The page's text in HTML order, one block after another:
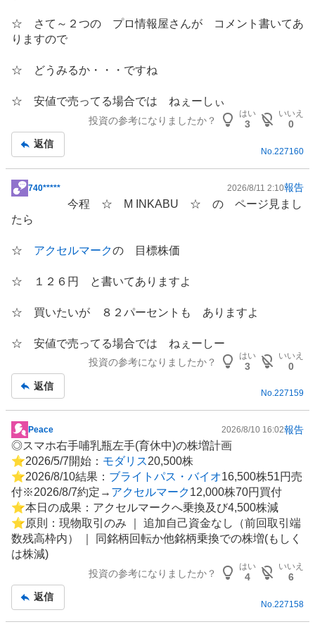
い
0
、
く
り
た
い
%
☆ さて～２つの プロ情報屋さんが コメント書いてあ
りますので
☆ どうみるか・・・ですね
☆ 安値で売ってる場合では ねぇーしぃ
投資の参考になりましたか？
はい
3
いいえ
0
返信
No. 227160
掲
板
事
740***** 2026/8/11 2:10報告
今程 ☆ M INKABU ☆ の ページ見まし
たら
☆ アクセルマークの 目標株価
☆ １２６円 と書いてありますよ
☆ 買いたいが ８２パーセントも ありますよ
☆ 安値で売ってる場合では ねぇーしー
投資の参考になりましたか？
はい
3
いいえ
0
返信
No.227159
掲
示
板
記
事
Peace 2026/8/10 16:02報告
◎スマホ右手哺乳瓶左手(育休中)の株増計画
⭐︎2026/5/7開始： モダリス20,500株
⭐︎2026/8/10結果： ブライトパス・バイオ16,500株51円売
付※2026/8/7約定→ アクセルマーク12,000株70円買付
⭐︎本日の成果：アクセルマークへ乗換及び4,500株減
⭐︎原則：現物取引のみ ｜ 追加自己資金なし（前回取引端
数残高枠内） ｜ 同銘柄回転か他銘柄乗換での株増(もしく
は株減)
投資の参考になりましたか？
はい
4
いいえ
6
返信
No. 227158